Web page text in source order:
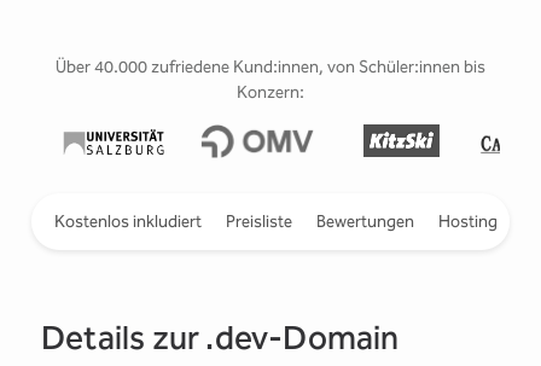
Über 40.000 zufriedene Kund:innen, von Schüler:innen bis
Konzern:
Kostenlos inkludiert Preisliste Bewertungen Hosting
Details zur .dev-Domain